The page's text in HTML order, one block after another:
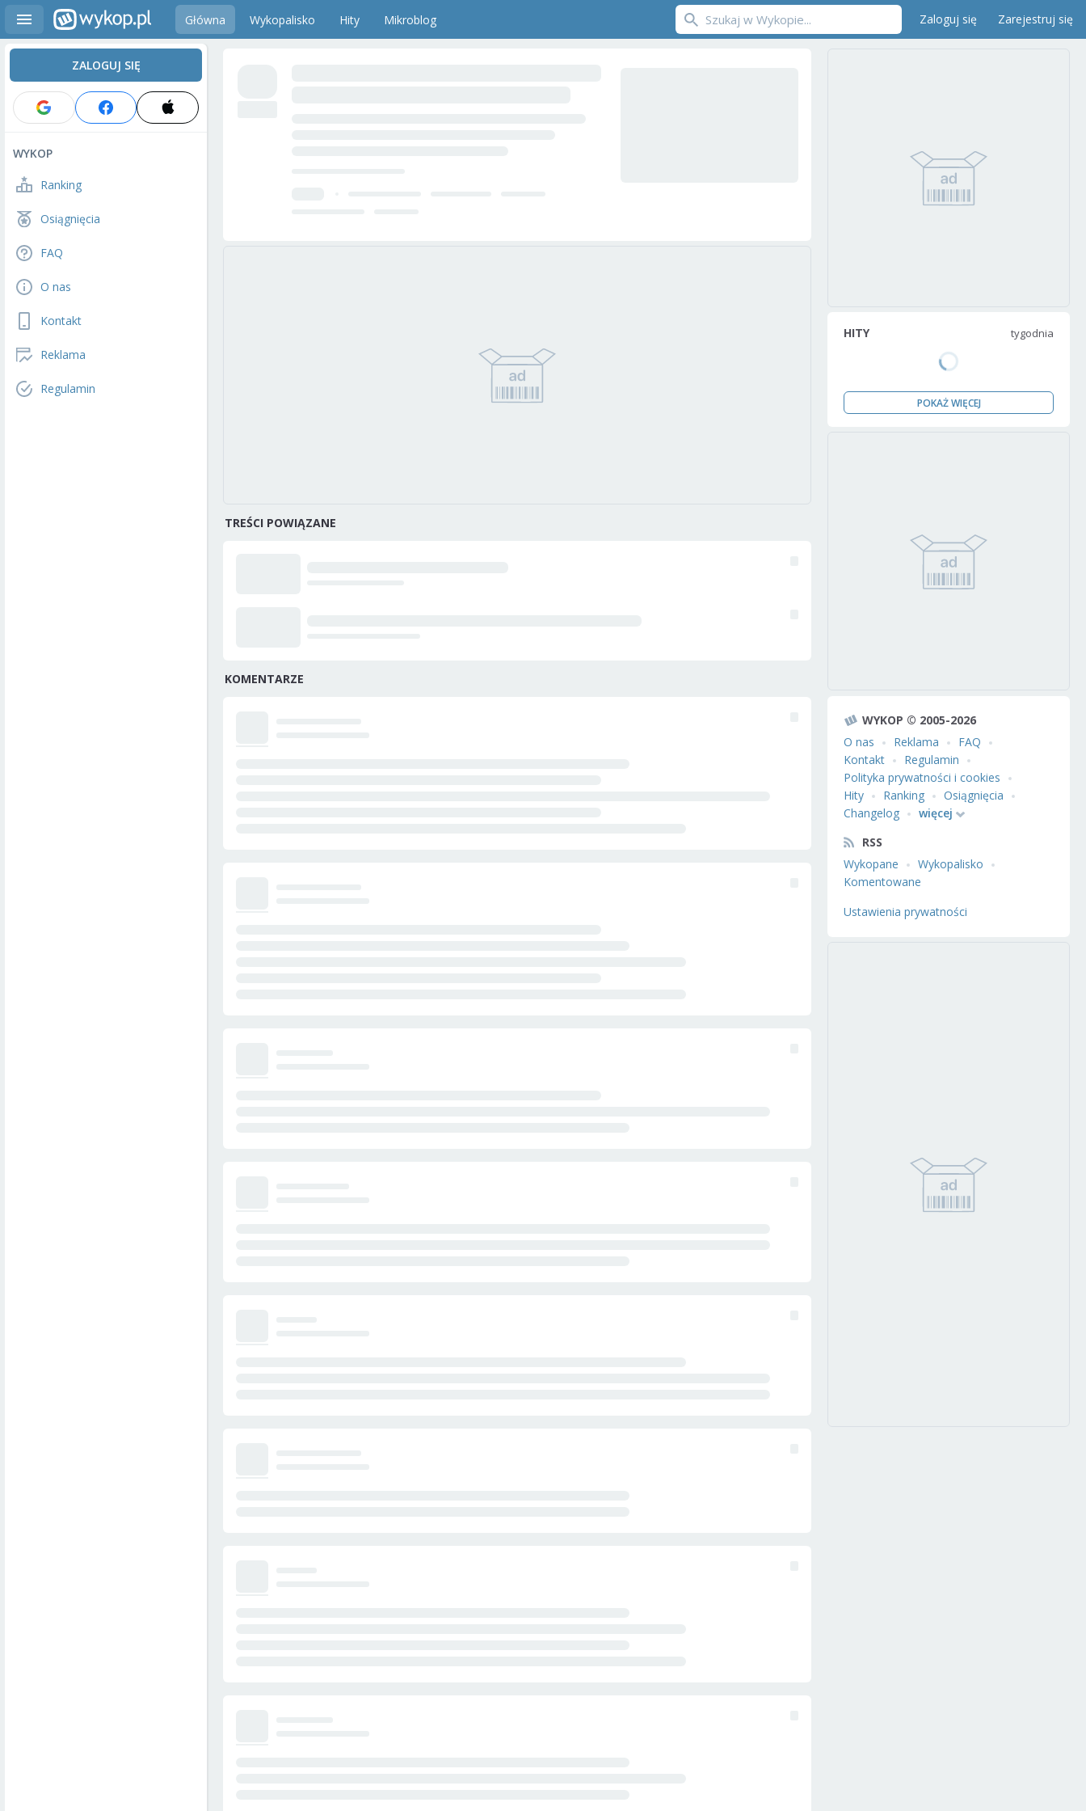
Główna Wykopalisko Hity Mikroblog Zaloguj się Zarejestruj się
ZALOGUJ SIĘ
WYKOP
Ranking
Osiągnięcia
FAQ
O nas
Kontakt
Reklama
Regulamin
TREŚCI POWIĄZANE
KOMENTARZE
HITY tygodnia
POKAŻ WIĘCEJ
WYKOP © 2005-2026
O nas
Reklama
FAQ
Kontakt
Regulamin
Polityka prywatności i cookies
Hity
Ranking
Osiągnięcia
Changelog
więcej
RSS
Wykopane
Wykopalisko
Komentowane
Ustawienia prywatności